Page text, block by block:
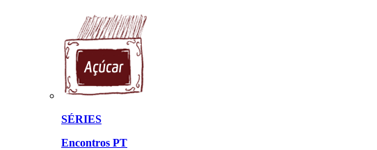
SÉRIES
Encontros PT